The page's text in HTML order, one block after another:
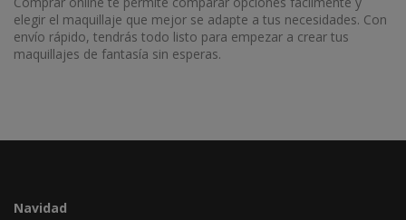
elegir el maquillaje que mejor se adapte a tus necesidades. Con
envío rápido, tendrás todo listo para empezar a crear tus
maquillajes de fantasía sin esperas.
Navidad